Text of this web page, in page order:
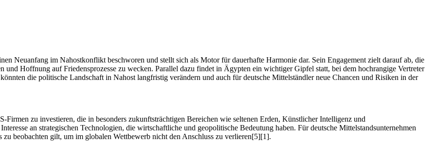
Neuanfang im Nahostkonflikt beschworen und stellt sich als Motor für dauerhafte Harmonie dar. Sein Engagement zielt darauf ab, die
und Hoffnung auf Friedensprozesse zu wecken. Parallel dazu findet in Ägypten ein wichtiger Gipfel statt, bei dem hochrangige Vertreter
die politische Landschaft in Nahost langfristig verändern und auch für deutsche Mittelständler neue Chancen und Risiken in der
zu investieren, die in besonders zukunftsträchtigen Bereichen wie seltenen Erden, Künstlicher Intelligenz und
an strategischen Technologien, die wirtschaftliche und geopolitische Bedeutung haben. Für deutsche Mittelstandsunternehmen
beobachten gilt, um im globalen Wettbewerb nicht den Anschluss zu verlieren[5][1].